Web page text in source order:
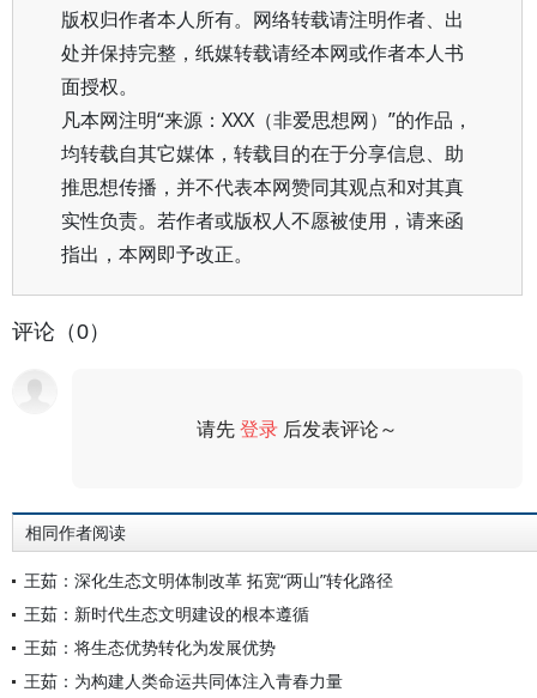
版权归作者本人所有。网络转载请注明作者、出
处并保持完整，纸媒转载请经本网或作者本人书
面授权。
凡本网注明“来源：XXX（非爱思想网）”的作品，
均转载自其它媒体，转载目的在于分享信息、助
推思想传播，并不代表本网赞同其观点和对其真
实性负责。若作者或版权人不愿被使用，请来函
指出，本网即予改正。
评论（0）
请先登录 后发表评论～
相同作者阅读
王茹：深化生态文明体制改革 拓宽“两山”转化路径
王茹：新时代生态文明建设的根本遵循
王茹：将生态优势转化为发展优势
王茹：为构建人类命运共同体注入青春力量